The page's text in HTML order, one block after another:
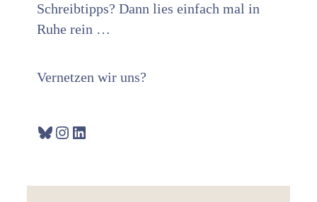
Schreibtipps? Dann lies einfach mal in
Ruhe rein …
Vernetzen wir uns?
Bluesky
Instagram
LinkedIn